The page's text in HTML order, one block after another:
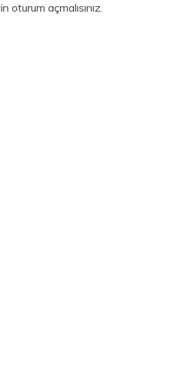
oturum açmalısınız